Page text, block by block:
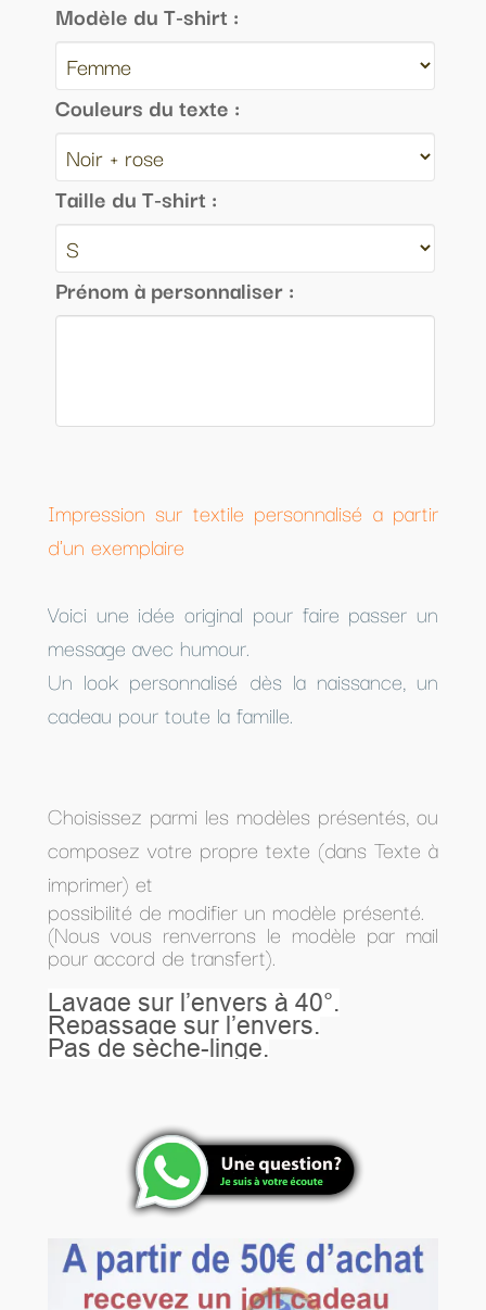
Modèle du T-shirt :
Couleurs du texte :
Taille du T-shirt :
Prénom à personnaliser :
Impression sur textile personnalisé a partir
d'un exemplaire
Voici une idée original pour faire passer un
message avec humour.
Un look personnalisé dès la naissance, un
cadeau pour toute la famille.
Choisissez parmi les modèles présentés, ou
composez votre propre texte (dans Texte à
imprimer) et
possibilité de modifier un modèle présenté.
(Nous vous renverrons le modèle par mail
pour accord de transfert).
Lavage sur l’envers à 40°.
Repassage sur l’envers.
Pas de sèche-linge.